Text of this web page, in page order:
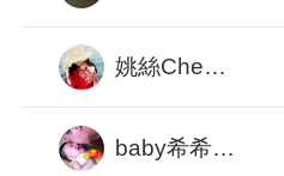
姚絲ChenBB
baby希希xixi